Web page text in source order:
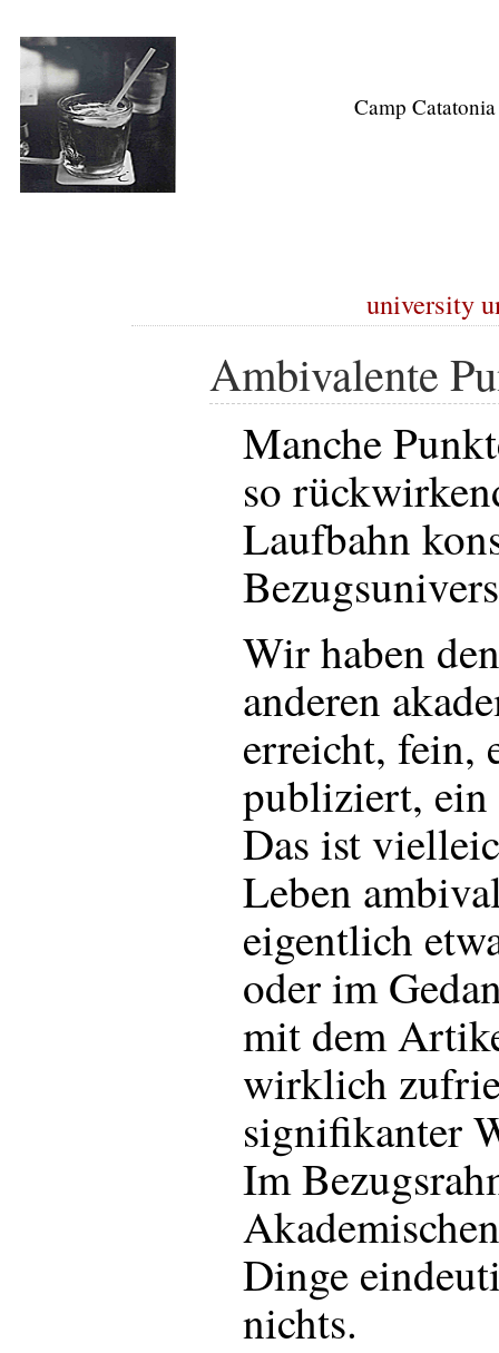
Camp Catatonia
university
Ambivalente
Manche
so
Laufbahn
Wir haben
anderen
erreicht, fein,
publiziert, ein
Das ist
Leben
eigentlich
oder im
mit dem
wirklich
signifikanter
Im
Dinge
nichts.